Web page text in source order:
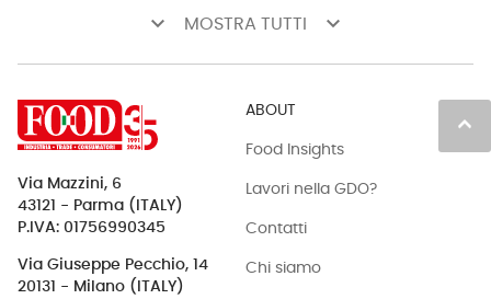
keyboard_arrow_down MOSTRA TUTTI keyboard_arrow_down
keyboard_arrow_up
Via Mazzini, 6
43121 - Parma (ITALY)
P.IVA: 01756990345
Via Giuseppe Pecchio, 14
20131 - Milano (ITALY)
ABOUT
Food Insights
Lavori nella GDO?
Contatti
Chi siamo